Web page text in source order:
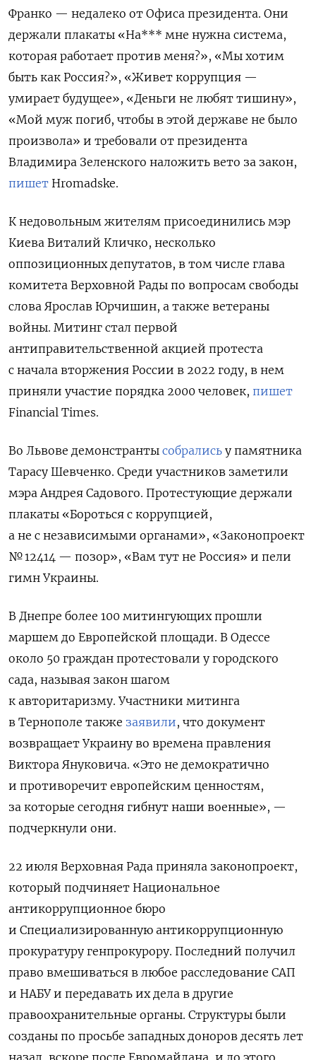
Франко — недалеко от Офиса президента. Они
держали плакаты «На*** мне нужна система,
которая работает против меня?», «Мы хотим
быть как Россия?», «Живет коррупция —
умирает будущее», «Деньги не любят тишину»,
«Мой муж погиб, чтобы в этой державе не было
произвола» и требовали от президента
Владимира Зеленского наложить вето за закон,
пишет Hromadske.
К недовольным жителям присоединились мэр
Киева Виталий Кличко, несколько
оппозиционных депутатов, в том числе глава
комитета Верховной Рады по вопросам свободы
слова Ярослав Юрчишин, а также ветераны
войны. Митинг стал первой
антиправительственной акцией протеста
с начала вторжения России в 2022 году, в нем
приняли участие порядка 2000 человек, пишет
Financial Times.
Во Львове демонстранты собрались у памятника
Тарасу Шевченко. Среди участников заметили
мэра Андрея Садового. Протестующие держали
плакаты «Бороться с коррупцией,
а не с независимыми органами», «Законопроект
№ 12414 — позор», «Вам тут не Россия» и пели
гимн Украины.
В Днепре более 100 митингующихпрошли
маршем до Европейской площади. В Одессе
около 50 граждан протестовали у городского
сада, называя закон шагом
к авторитаризму. Участники митинга
в Тернополе также заявили, что документ
возвращает Украину во времена правления
Виктора Януковича. «Это не демократично
и противоречит европейским ценностям,
за которые сегодня гибнут наши военные», —
подчеркнули они.
22 июля Верховная Рада приняла законопроект,
который подчиняет Национальное
антикоррупционное бюро
и Специализированную антикоррупционную
прокуратуру генпрокурору. Последний получил
право вмешиваться в любое расследование САП
и НАБУ и передавать их дела в другие
правоохранительные органы. Структуры были
созданы по просьбе западных доноров десять лет
назад, вскоре после Евромайдана, и до этого